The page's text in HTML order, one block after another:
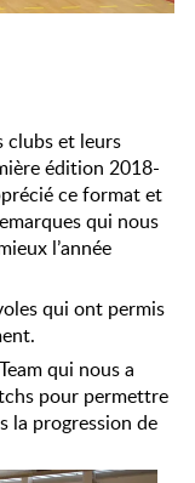
clubs et leurs
édition 2018-
ce format et
qui nous
l’année
qui ont permis
qui nous a
pour permettre
la progression de